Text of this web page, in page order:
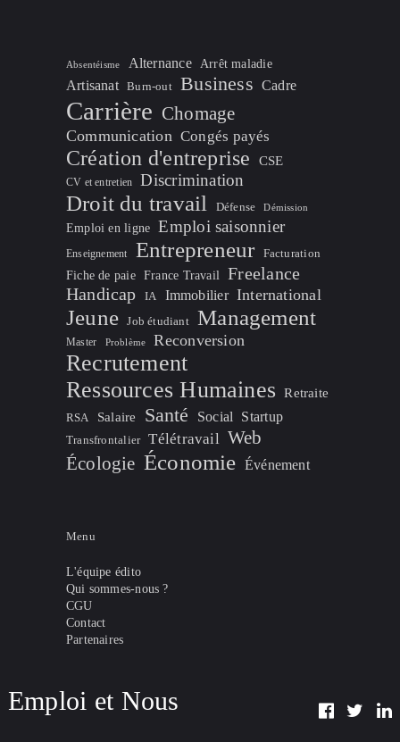
Absentéisme Alternance Arrêt maladie
Artisanat Burn-out Business Cadre
Carrière Chomage
Communication Congés payés
Création d'entreprise CSE
CV et entretien Discrimination
Droit du travail Défense Démission
Emploi en ligne Emploi saisonnier
Enseignement Entrepreneur Facturation
Fiche de paie France Travail Freelance
Handicap
IA Immobilier International
Jeune Job étudiant Management
Master Problème Reconversion
Recrutement
Ressources Humaines Retraite
RSA Salaire Santé Social Startup
Transfrontalier Télétravail Web
Écologie Économie Événement
Menu
L'équipe édito
Qui sommes-nous ?
CGU
Contact
Partenaires
Emploi et Nous